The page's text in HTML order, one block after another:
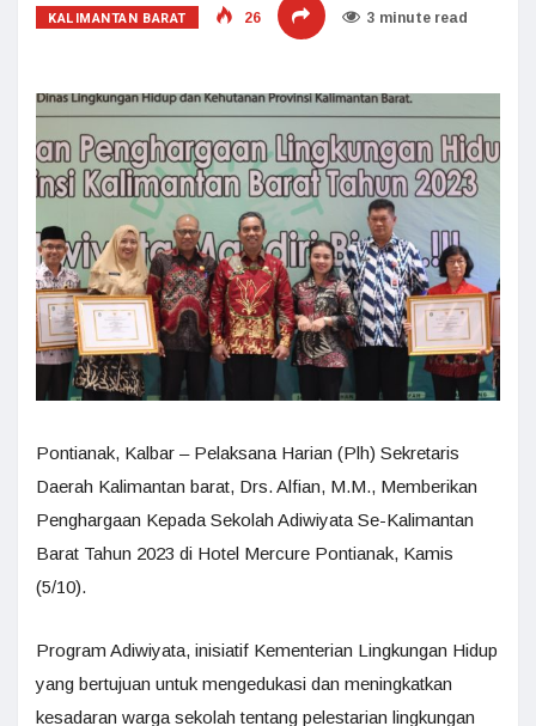
KALIMANTAN BARAT 26 3 minute read
Pontianak, Kalbar – Pelaksana Harian (Plh) Sekretaris
Daerah Kalimantan barat, Drs. Alfian, M.M., Memberikan
Penghargaan Kepada Sekolah Adiwiyata Se-Kalimantan
Barat Tahun 2023 di Hotel Mercure Pontianak, Kamis
(5/10).
Program Adiwiyata, inisiatif Kementerian Lingkungan Hidup
yang bertujuan untuk mengedukasi dan meningkatkan
kesadaran warga sekolah tentang pelestarian lingkungan